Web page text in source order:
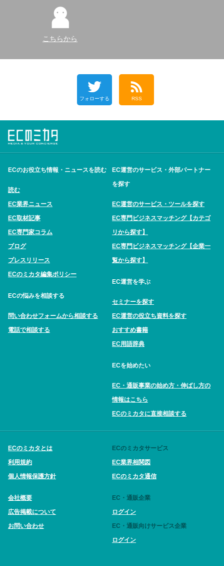
こちらから
フォローする RSS
ECのお役立ち情報・ニュースを読む
読む
EC業界ニュース
EC取材記事
EC専門家コラム
ブログ
プレスリリース
ECのミカタ編集ポリシー
ECの悩みを相談する
問い合わせフォームから相談する
電話で相談する
EC運営のサービス・外部パートナー
を探す
EC運営のサービス・ツールを探す
EC専門ビジネスマッチング【カテゴ
リから探す】
EC専門ビジネスマッチング【企業一
覧から探す】
EC運営を学ぶ
セミナーを探す
EC運営の役立ち資料を探す
おすすめ書籍
EC用語辞典
ECを始めたい
EC・通販事業の始め方・伸ばし方の
情報はこちら
ECのミカタに直接相談する
ECのミカタとは
利用規約
個人情報保護方針
会社概要
広告掲載について
お問い合わせ
ECのミカタサービス
EC業界相関図
ECのミカタ通信
EC・通販企業
ログイン
EC・通販向けサービス企業
ログイン